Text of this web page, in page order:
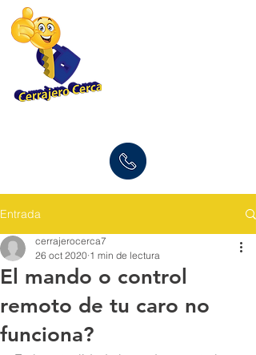
Entrada
El mando o control
remoto de tu caro no
funciona?
cerrajerocerca7
26 oct 2020 1 min de lectura